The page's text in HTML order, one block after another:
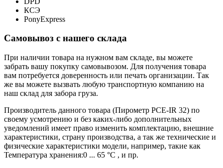
КСЭ
PonyExpress
Самовывоз с нашего склада
При наличии товара на нужном вам складе, вы можете
забрать вашу покупку самовывозом. Для получения товара
вам потребуется доверенность или печать организации. Так
же вы можете вызвать любую транспортную компанию на
наш склад для забора груза.
Производитель данного товара (Пирометр PCE-IR 32) по
своему усмотрению и без каких-либо дополнительных
уведомлений имеет право изменить комплектацию, внешние
характеристики, страну производства, а так же технические и
физические характеристики модели, например, такие как
Температура хранения:0 ... 65 °C , и пр.